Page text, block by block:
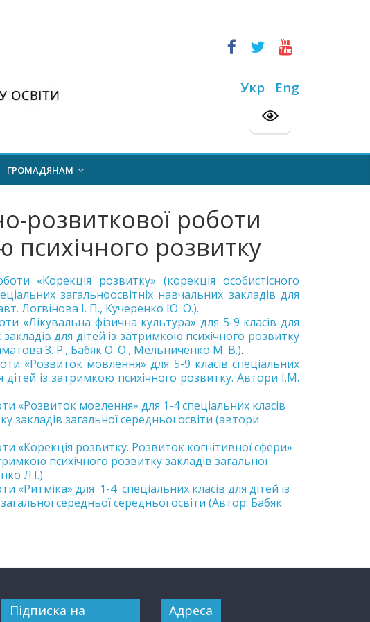
Сотні на 2026/2027 н. р.
Укр Eng
ГРОМАДЯНАМ
розвиткової роботи
психічного розвитку
«Корекція розвитку» (корекція особистісного
загальноосвітніх навчальних закладів для
Логвінова І. П., Кучеренко Ю. О.).
«Лікувальна фізична культура» для 5-9 класів для
для дітей із затримкою психічного розвитку
З. Р., Бабяк О. О., Мельниченко М. В.).
«Розвиток мовлення» для 5-9 класів спеціальних
дітей із затримкою психічного розвитку. Автори І.М.
«Розвиток мовлення» для 1-4 спеціальних класів
закладів загальної середньої освіти (автори
«Корекція розвитку. Розвиток когнітивної сфери»
психічного розвитку закладів загальної
Л.І.).
«Ритміка» для 1-4 спеціальних класів для дітей із
середньої середньої освіти (Автор: Бабяк
Підписка на
Адреса